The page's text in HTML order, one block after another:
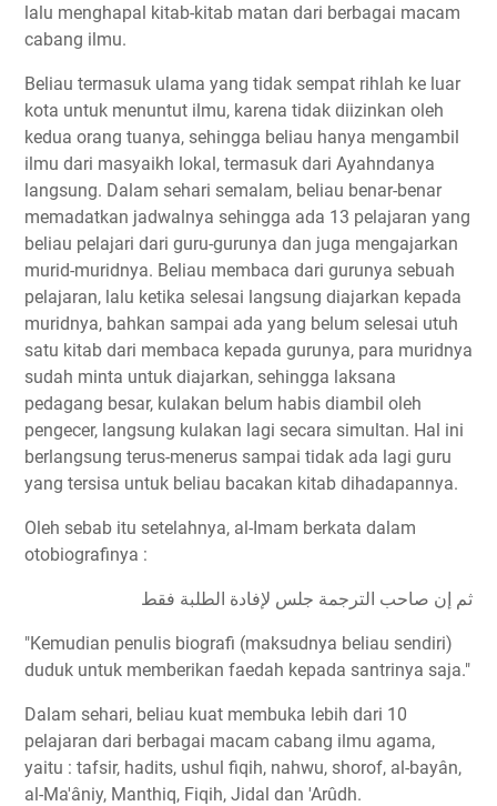
lalu menghapal kitab-kitab matan dari berbagai macam
cabang ilmu.
Beliau termasuk ulama yang tidak sempat rihlah ke luar
kota untuk menuntut ilmu, karena tidak diizinkan oleh
kedua orang tuanya, sehingga beliau hanya mengambil
ilmu dari masyaikh lokal, termasuk dari Ayahndanya
langsung. Dalam sehari semalam, beliau benar-benar
memadatkan jadwalnya sehingga ada 13 pelajaran yang
beliau pelajari dari guru-gurunya dan juga mengajarkan
murid-muridnya. Beliau membaca dari gurunya sebuah
pelajaran, lalu ketika selesai langsung diajarkan kepada
muridnya, bahkan sampai ada yang belum selesai utuh
satu kitab dari membaca kepada gurunya, para muridnya
sudah minta untuk diajarkan, sehingga laksana
pedagang besar, kulakan belum habis diambil oleh
pengecer, langsung kulakan lagi secara simultan. Hal ini
berlangsung terus-menerus sampai tidak ada lagi guru
yang tersisa untuk beliau bacakan kitab dihadapannya.
Oleh sebab itu setelahnya, al-Imam berkata dalam
otobiografinya :
ثم إن صاحب الترجمة جلس لإفادة الطلبة فقط
"Kemudian penulis biografi (maksudnya beliau sendiri)
duduk untuk memberikan faedah kepada santrinya saja."
Dalam sehari, beliau kuat membuka lebih dari 10
pelajaran dari berbagai macam cabang ilmu agama,
yaitu : tafsir, hadits, ushul fiqih, nahwu, shorof, al-bayân,
al-Ma'âniy, Manthiq, Fiqih, Jidal dan 'Arûdh.